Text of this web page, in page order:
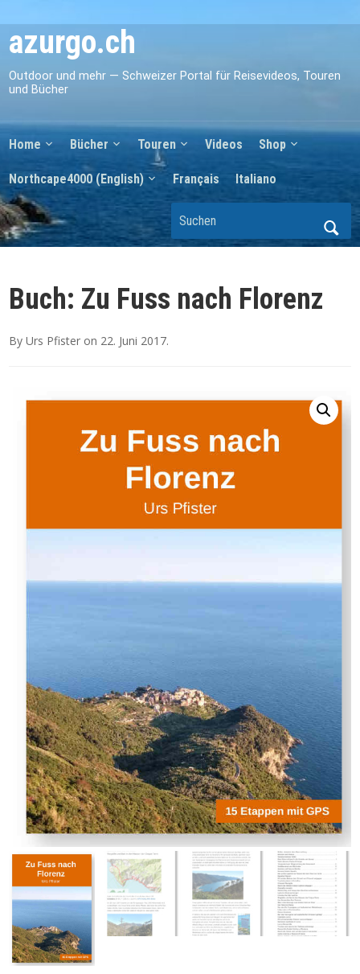
azurgo.ch
Outdoor und mehr — Schweizer Portal für Reisevideos, Touren
und Bücher
Home Bücher Touren Videos Shop
Northcape4000 (English) Français Italiano
Buch: Zu Fuss nach Florenz
ByUrs Pfister on 22. Juni 2017.